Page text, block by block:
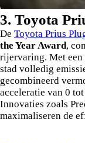
3. Toyota
De Toyota Prius
the Year Award,
rijervaring. Met
stad volledig
gecombineerd
acceleratie van 0
Innovaties zoals
maximaliseren de